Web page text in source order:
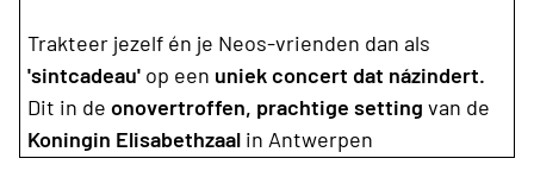
Trakteer jezelf én je Neos-vrienden dan als
'sintcadeau' op een uniek concert dat názindert.
Dit in de onovertroffen, prachtige setting van de
Koningin Elisabethzaal in Antwerpen